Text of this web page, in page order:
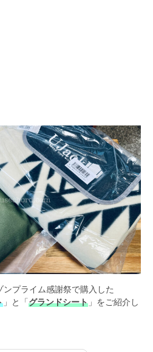
プライム感謝祭で購入した
」と「 グランドシート 」をご紹介し